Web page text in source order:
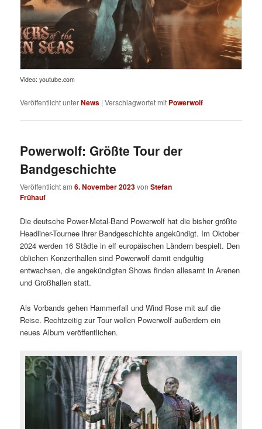
Video: youtube.com
Veröffentlicht unterNews |Verschlagwortet mit Powerwolf
Powerwolf: Größte Tour der
Bandgeschichte
Veröffentlicht am6. November 2023vonStefan
Frühauf
Die deutsche Power-Metal-Band Powerwolf hat die bisher größte
Headliner-Tournee ihrer Bandgeschichte angekündigt. Im Oktober
2024 werden 16 Städte in elf europäischen Ländern bespielt. Den
üblichen Konzerthallen sind Powerwolf damit endgültig
entwachsen, die angekündigten Shows finden allesamt in Arenen
und Großhallen statt.
Als Vorbands gehen Hammerfall und Wind Rose mit auf die
Reise. Rechtzeitig zur Tour wollen Powerwolf außerdem ein
neues Album veröffentlichen.